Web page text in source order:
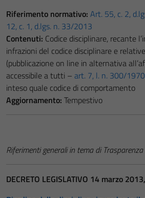
Riferimento normativo: Art. 55, c. 2,
12, c. 1, d.lgs. n. 33/2013
Contenuti: Codice disciplinare, recante
infrazioni del codice disciplinare e
(pubblicazione on line in alternativa
accessibile a tutti – art. 7, l. n. 300/1970
inteso quale codice di comportamento
Aggiornamento: Tempestivo
Riferimenti generali in tema di Trasparenza
DECRETO LEGISLATIVO 14 marzo